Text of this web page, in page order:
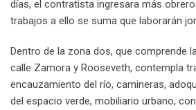
días, el contratista ingresara más
trabajos a ello se suma que laborarán
Dentro de la zona dos, que comprende
calle Zamora y Rooseveth, contempla
encauzamiento del río, camineras,
del espacio verde, mobiliario urbano,